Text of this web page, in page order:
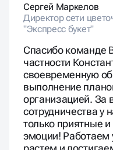
Сергей Маркелов
Директор сети
"Экспресс букет"
Спасибо команде
частности
своевременную
выполнение
организацией. За
сотрудничества у
только приятные
эмоции! Работаем